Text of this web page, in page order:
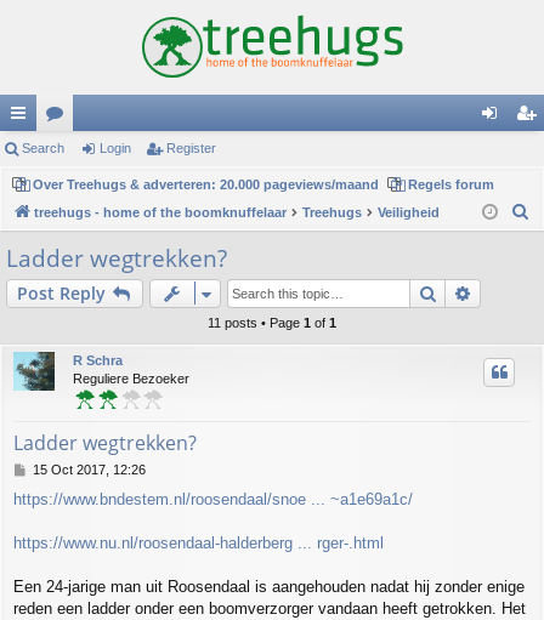
ui
ck
lin
ks
or
u
m
s
in
er
Search Login Register
Over Treehugs & adverteren: 20.000 pageviews/maand
Regels forum
treehugs - home of the boomknuffelaar
Treehugs Veiligheid
h
Ladder wegtrekken?
Post Reply Search
11 posts • Page 1 of 1
R Schra
Reguliere Bezoeker
Ladder wegtrekken?
P
s
15 Oct 2017, 12:26
https://www.bndestem.nl/roosendaal/snoe ... ~a1e69a1c/
https://www.nu.nl/roosendaal-halderberg ... rger-.html
Een 24-jarige man uit Roosendaal is aangehouden nadat hij zonder enige
reden een ladder onder een boomverzorger vandaan heeft getrokken. Het